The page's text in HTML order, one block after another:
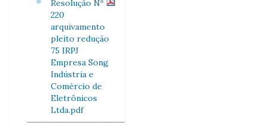
Resolução Nº
220
arquivamento
pleito redução
75 IRPJ
Empresa Song
Indústria e
Comércio de
Eletrônicos
Ltda.pdf